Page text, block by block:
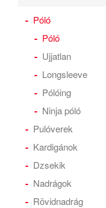
Póló
Póló
Ujjatlan
Longsleeve
Pólóing
Ninja póló
Pulóverek
Kardigánok
Dzsekik
Nadrágok
Rövidnadrág